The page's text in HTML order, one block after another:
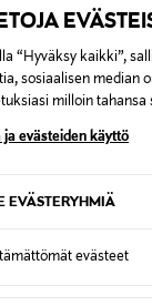
“Hyväksy kaikki”,
sosiaalisen median
milloin
ja evästeiden käyttö
EVÄSTERYHMIÄ
evästeet